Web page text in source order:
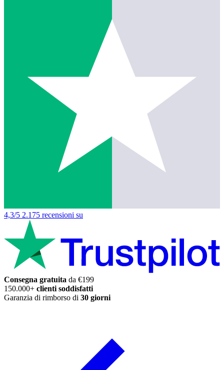
4,3/5 2.175 recensioni su
Consegna gratuita da €199
150.000+ clienti soddisfatti
Garanzia di rimborso di 30 giorni